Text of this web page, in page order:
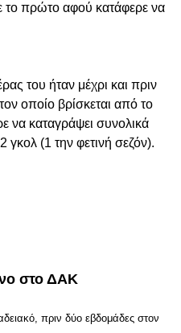
το πρώτο αφού κατάφερε να
του ήταν μέχρι και πριν
οποίο βρίσκεται από το
να καταγράψει συνολικά
γκολ (1 την φετινή σεζόν).
στο ΔΑΚ
πριν δύο εβδομάδες στον